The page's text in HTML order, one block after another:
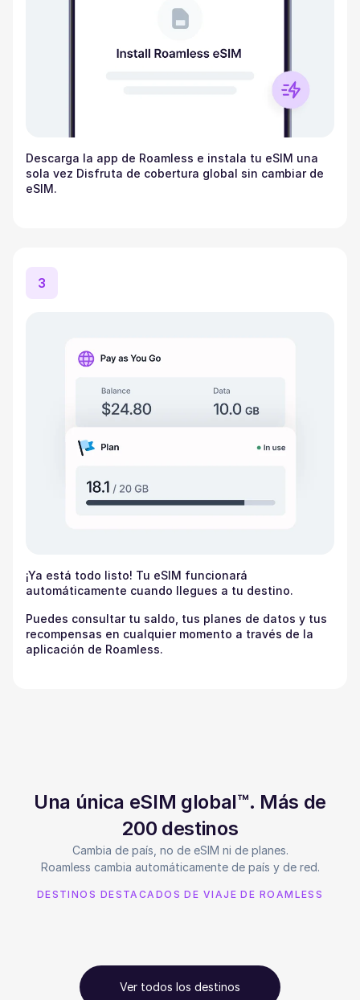
Descarga la app de Roamless e instala tu eSIM una
sola vez Disfruta de cobertura global sin cambiar de
eSIM.
3
¡Ya está todo listo! Tu eSIM funcionará
automáticamente cuando llegues a tu destino.
Puedes consultar tu saldo, tus planes de datos y tus
recompensas en cualquier momento a través de la
aplicación de Roamless.
Una única eSIM global™. Más de
200 destinos
Cambia de país, no de eSIM ni de planes.
Roamless cambia automáticamente de país y de red.
DESTINOS DESTACADOS DE VIAJE DE ROAMLESS
Ver todos los destinos